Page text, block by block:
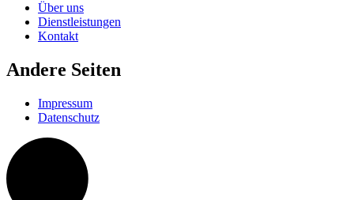
Über uns
Dienstleistungen
Kontakt
Andere Seiten
Impressum
Datenschutz